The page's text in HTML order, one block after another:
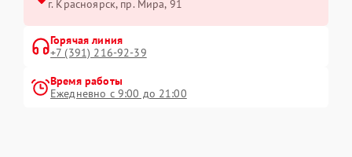
г. Красноярск, ​пр. Мира, 91
Горячая линия
+7 (391) 216-92-39
Время работы
Ежедневно с 9:00 до 21:00